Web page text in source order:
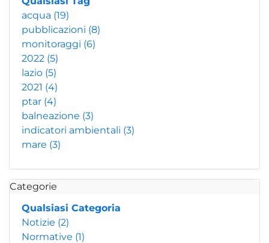
acqua (19)
pubblicazioni (8)
monitoraggi (6)
2022 (5)
lazio (5)
2021 (4)
ptar (4)
balneazione (3)
indicatori ambientali (3)
mare (3)
Categorie
Qualsiasi Categoria
Notizie (2)
Normative (1)